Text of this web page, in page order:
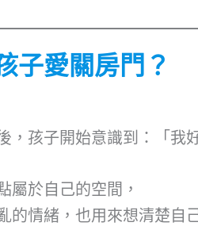
子愛關房門？
，孩子開始意識到：「我
屬於自己的空間，
的情緒，也用來想清楚自